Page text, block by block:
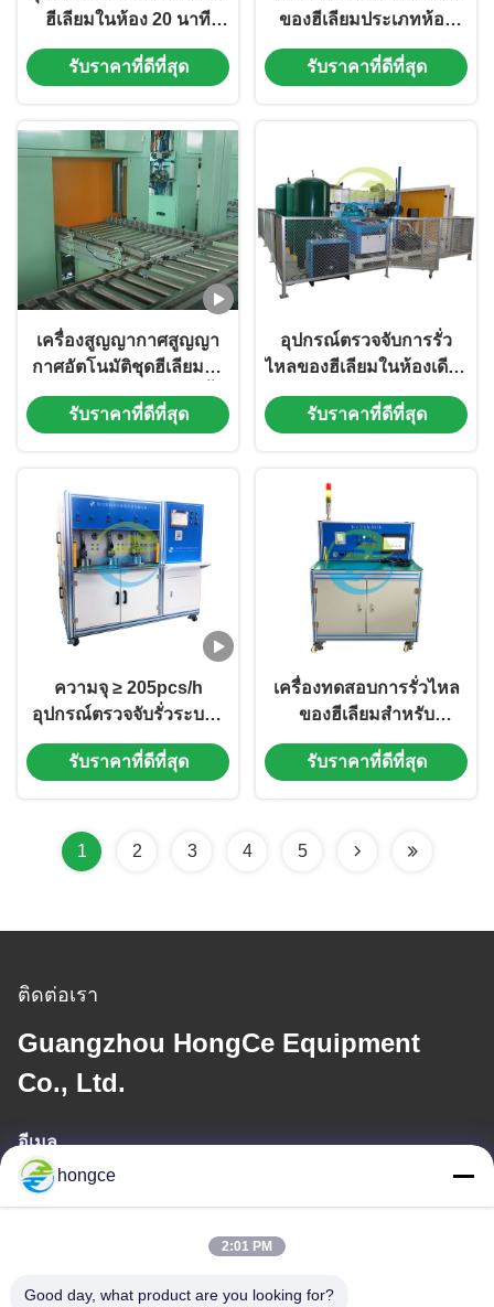
ฮีเลียมในห้อง 20 นาที
0.1Mpa - 4.5Mpa Gross
Leak
รับราคาที่ดีที่สุด
ของฮีเลียมประเภทห้อง
สุญญากาศ 0.1-4.5Mpa
แรงดันรั่วรวม
รับราคาที่ดีที่สุด
เครื่องสูญญากาศสูญญา
กาศอัตโนมัติชุดฮีเลียมรั่ว
อุปกรณ์ทดสอบสำหรับชิ้น
ส่วนเครื่องปรับอากาศ
รับราคาที่ดีที่สุด
อุปกรณ์ตรวจจับการรั่ว
ไหลของฮีเลียมในห้องเดียว
สําหรับเครื่องแลกเปลี่ยน
ความร้อนเครื่องปรับ
รับราคาที่ดีที่สุด
ความจุ ≥ 205pcs/h
อุปกรณ์ตรวจจับรั่วระบาย
ของเรเล่เปลือกเซรามิก
ฮีเลียม
รับราคาที่ดีที่สุด
เครื่องทดสอบการรั่วไหล
ของฮีเลียมสําหรับ
แบตเตอรี่พลังงานใหม่
รับราคาที่ดีที่สุด
1 2 3 4 5
ติดต่อเรา
Guangzhou HongCe Equipment
Co., Ltd.
อีเมล
iven@hjauto.com.cn
hongce
2:01 PM
Good day, what product are you looking for?